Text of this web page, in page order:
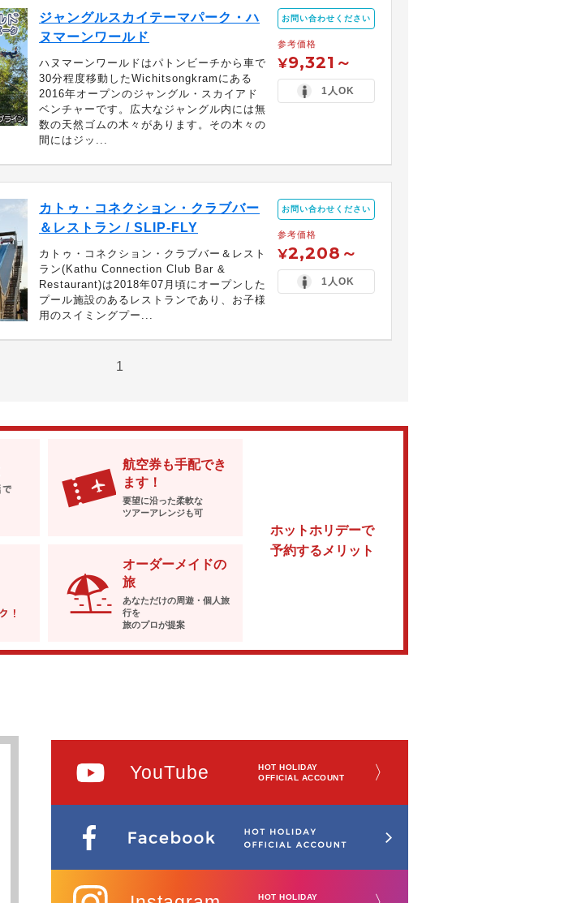
ジャングルスカイテーマパーク・ハ
ヌマーンワールド
ハヌマーンワールドはパトンビーチから車で
30分程度移動したWichitsongkramにある
2016年オープンのジャングル・スカイアド
ベンチャーです。広大なジャングル内には無
数の天然ゴムの木々があります。その木々の
間にはジッ...
お問い合わせください
参考価格
¥9,321～
1人OK
カトゥ・コネクション・クラブバー
＆レストラン / SLIP-FLY
カトゥ・コネクション・クラブバー＆レスト
ラン(Kathu Connection Club Bar &
Restaurant)は2018年07月頃にオープンした
プール施設のあるレストランであり、お子様
用のスイミングプー...
お問い合わせください
参考価格
¥2,208～
1人OK
1
ホットホリデーで
予約するメリット
航空券も手配でき
ます！
要望に沿った柔軟な
ツアーアレンジも可
オーダーメイドの
旅
あなただけの周遊・個人旅
行を
旅のプロが提案
YouTube
HOT HOLIDAY
OFFICIAL ACCOUNT
〉
HOT HOLIDAY